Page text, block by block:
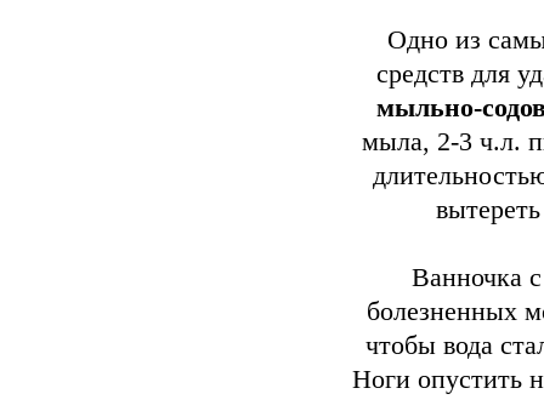
Одно из
средств для
мыльно-
мыла, 2-3 ч.л.
Ванночка
болезненных
чтобы вода
Ноги опустить